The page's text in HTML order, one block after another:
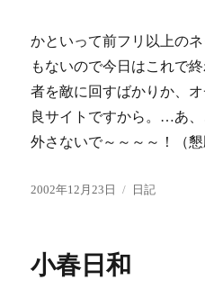
かといって前フリ以上の
もないので今日はこれで
者を敵に回すばかりか、
良サイトですから。…あ
外さないで～～～～！（懇
投
2002年12月23日
カ
日記
小春日和